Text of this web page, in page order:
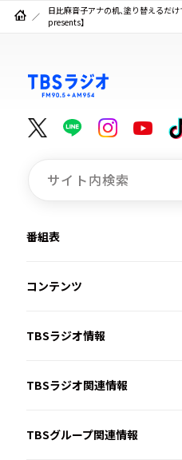
日比麻音子アナの机、塗り替えるだ
presents】
番組表
コンテンツ
TBSラジオ情報
TBSラジオ関連情報
TBSグループ関連情報